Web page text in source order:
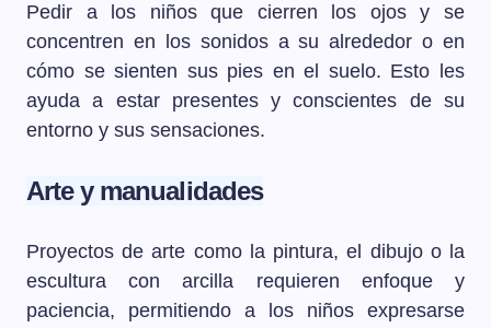
Pedir a los niños que cierren los ojos y se
concentren en los sonidos a su alrededor o en
cómo se sienten sus pies en el suelo. Esto les
ayuda a estar presentes y conscientes de su
entorno y sus sensaciones.
Arte y manualidades
Proyectos de arte como la pintura, el dibujo o la
escultura con arcilla requieren enfoque y
paciencia, permitiendo a los niños expresarse